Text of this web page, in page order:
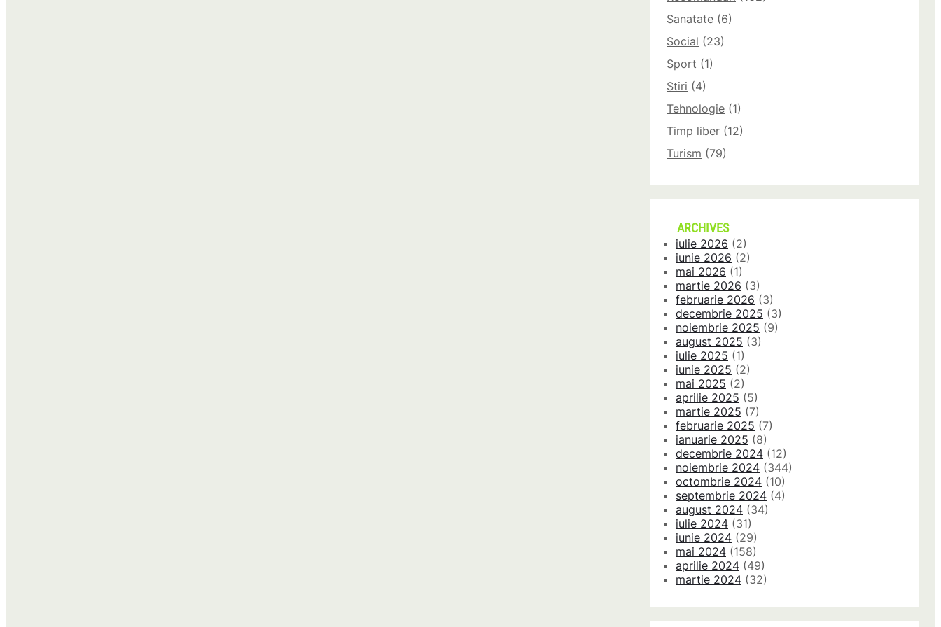
Sanatate (6)
Social (23)
Sport (1)
Stiri (4)
Tehnologie (1)
Timp liber (12)
Turism (79)
ARCHIVES
iulie 2026 (2)
iunie 2026 (2)
mai 2026 (1)
martie 2026 (3)
februarie 2026 (3)
decembrie 2025 (3)
noiembrie 2025 (9)
august 2025 (3)
iulie 2025 (1)
iunie 2025 (2)
mai 2025 (2)
aprilie 2025 (5)
martie 2025 (7)
februarie 2025 (7)
ianuarie 2025 (8)
decembrie 2024 (12)
noiembrie 2024 (344)
octombrie 2024 (10)
septembrie 2024 (4)
august 2024 (34)
iulie 2024 (31)
iunie 2024 (29)
mai 2024 (158)
aprilie 2024 (49)
martie 2024 (32)